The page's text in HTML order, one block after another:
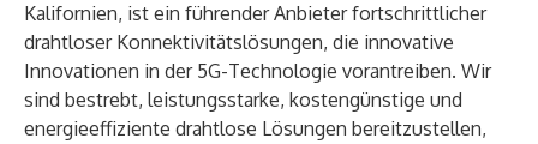
Kalifornien, ist ein führender Anbieter fortschrittlicher
drahtloser Konnektivitätslösungen, die innovative
Innovationen in der 5G-Technologie vorantreiben. Wir
sind bestrebt, leistungsstarke, kostengünstige und
energieeffiziente drahtlose Lösungen bereitzustellen,